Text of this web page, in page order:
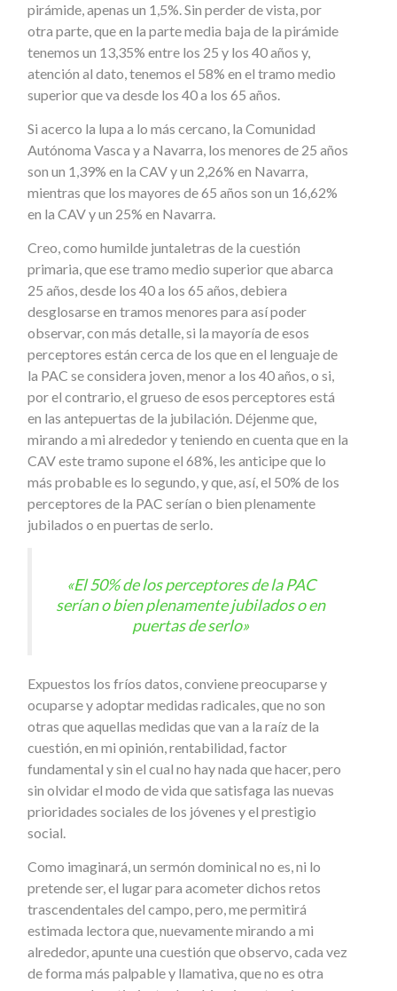
pirámide, apenas un 1,5%. Sin perder de vista, por
otra parte, que en la parte media baja de la pirámide
tenemos un 13,35% entre los 25 y los 40 años y,
atención al dato, tenemos el 58% en el tramo medio
superior que va desde los 40 a los 65 años.
Si acerco la lupa a lo más cercano, la Comunidad
Autónoma Vasca y a Navarra, los menores de 25 años
son un 1,39% en la CAV y un 2,26% en Navarra,
mientras que los mayores de 65 años son un 16,62%
en la CAV y un 25% en Navarra.
Creo, como humilde juntaletras de la cuestión
primaria, que ese tramo medio superior que abarca
25 años, desde los 40 a los 65 años, debiera
desglosarse en tramos menores para así poder
observar, con más detalle, si la mayoría de esos
perceptores están cerca de los que en el lenguaje de
la PAC se considera joven, menor a los 40 años, o si,
por el contrario, el grueso de esos perceptores está
en las antepuertas de la jubilación. Déjenme que,
mirando a mi alrededor y teniendo en cuenta que en la
CAV este tramo supone el 68%, les anticipe que lo
más probable es lo segundo, y que, así, el 50% de los
perceptores de la PAC serían o bien plenamente
jubilados o en puertas de serlo.
«El 50% de los perceptores de la PAC
serían o bien plenamente jubilados o en
puertas de serlo»
Expuestos los fríos datos, conviene preocuparse y
ocuparse y adoptar medidas radicales, que no son
otras que aquellas medidas que van a la raíz de la
cuestión, en mi opinión, rentabilidad, factor
fundamental y sin el cual no hay nada que hacer, pero
sin olvidar el modo de vida que satisfaga las nuevas
prioridades sociales de los jóvenes y el prestigio
social.
Como imaginará, un sermón dominical no es, ni lo
pretende ser, el lugar para acometer dichos retos
trascendentales del campo, pero, me permitirá
estimada lectora que, nuevamente mirando a mi
alrededor, apunte una cuestión que observo, cada vez
de forma más palpable y llamativa, que no es otra